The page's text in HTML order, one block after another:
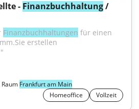
- Finanzbuchhaltung /
Finanzbuchhaltungen für einen
erstellen
Frankfurt am Main
Homeoffice
Vollzeit